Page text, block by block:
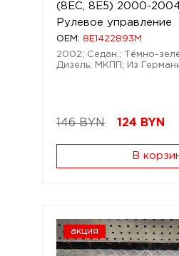
(8EC, 8E5) 2000-
Рулевое управление
OEM: 8E1422893M
2002; Седан.; Тёмно-
Дизель; МКПП; Из
146 BYN 124 BYN
В
акция